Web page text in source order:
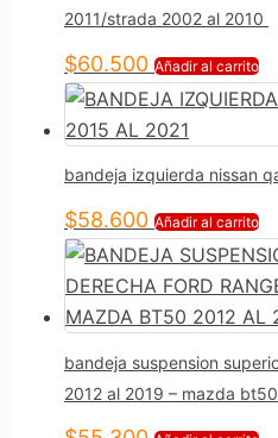
2011/strada 2002 al 2010
$60.500 Añadir al carrito
bandeja izquierda nissan
$58.600 Añadir al carrito
bandeja suspension
2012 al 2019 – mazda